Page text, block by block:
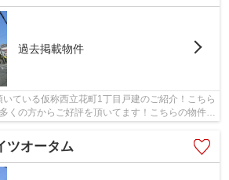
過去掲載物件
ている仮称西立花町1丁目戸建のご紹介！こちら
くの方からご好評を頂いてます！こちらの物件
ツオータム